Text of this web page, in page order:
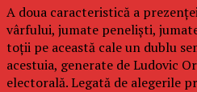
A doua caracteristică a
vârfului, jumate peneliști,
toții pe această cale un dublu
acestuia, generate de Ludovic
electorală. Legată de alegerile